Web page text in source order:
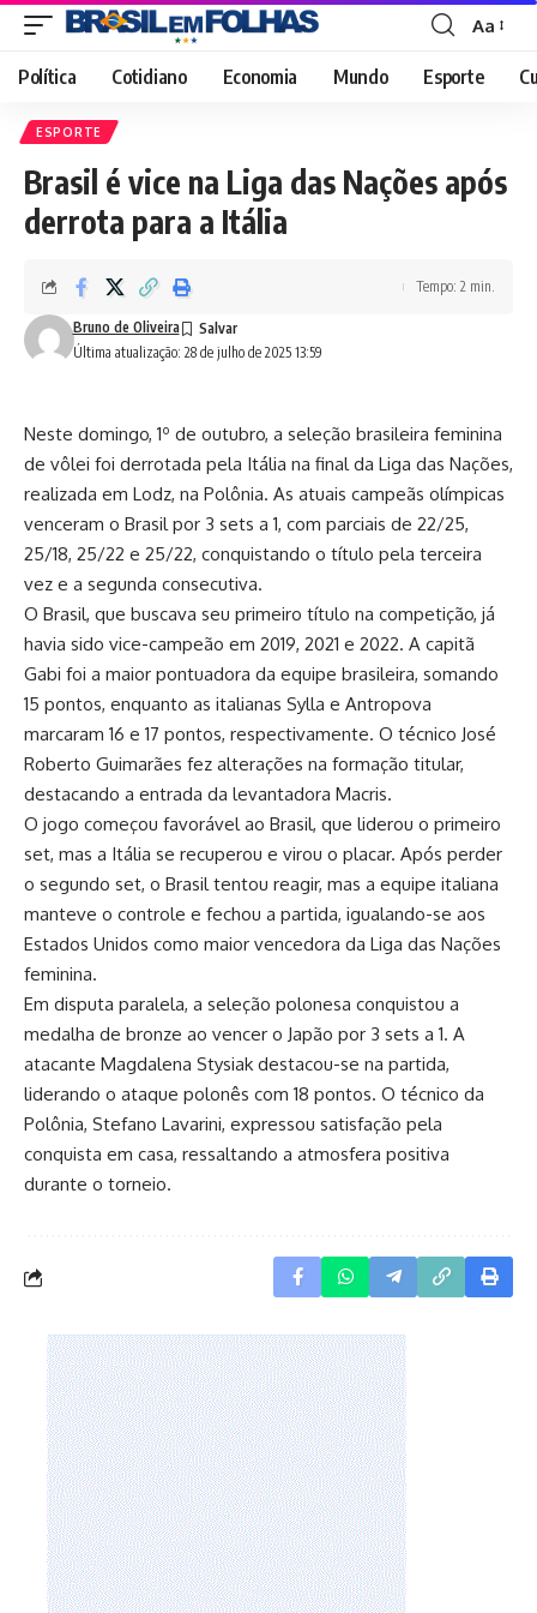
Font
Resizer
Aa
Política Cotidiano Economia Mundo Esporte
ESPORTE
Brasil é vice na Liga das Nações após
derrota para a Itália
Última atualização: 28 de julho de 2025 13:59
Bruno de Oliveira
Tempo: 2 min.
Neste domingo, 1º de outubro, a seleção brasileira feminina
de vôlei foi derrotada pela Itália na final da Liga das Nações,
realizada em Lodz, na Polônia. As atuais campeãs olímpicas
venceram o Brasil por 3 sets a 1, com parciais de 22/25,
25/18, 25/22 e 25/22, conquistando o título pela terceira
vez e a segunda consecutiva.
O Brasil, que buscava seu primeiro título na competição, já
havia sido vice-campeão em 2019, 2021 e 2022. A capitã
Gabi foi a maior pontuadora da equipe brasileira, somando
15 pontos, enquanto as italianas Sylla e Antropova
marcaram 16 e 17 pontos, respectivamente. O técnico José
Roberto Guimarães fez alterações na formação titular,
destacando a entrada da levantadora Macris.
O jogo começou favorável ao Brasil, que liderou o primeiro
set, mas a Itália se recuperou e virou o placar. Após perder
o segundo set, o Brasil tentou reagir, mas a equipe italiana
manteve o controle e fechou a partida, igualando-se aos
Estados Unidos como maior vencedora da Liga das Nações
feminina.
Em disputa paralela, a seleção polonesa conquistou a
medalha de bronze ao vencer o Japão por 3 sets a 1. A
atacante Magdalena Stysiak destacou-se na partida,
liderando o ataque polonês com 18 pontos. O técnico da
Polônia, Stefano Lavarini, expressou satisfação pela
conquista em casa, ressaltando a atmosfera positiva
durante o torneio.